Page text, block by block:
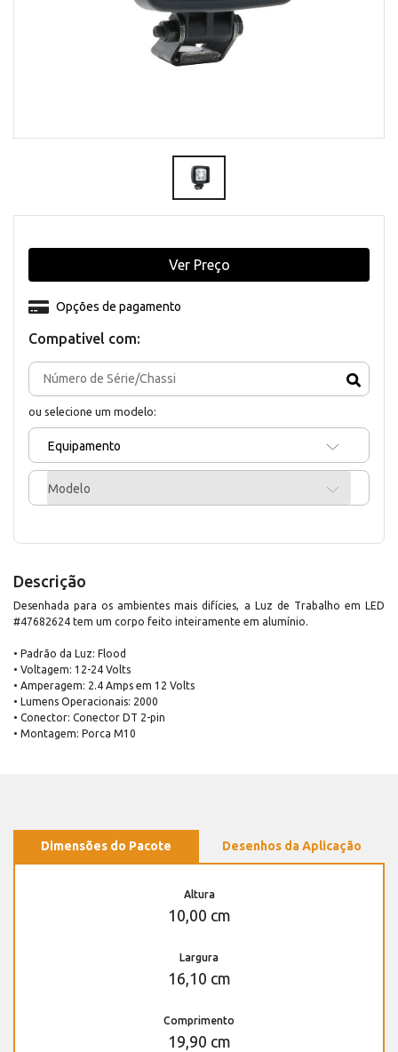
Compativel com:
ou selecione um modelo:
Equipamento
Modelo
Opções de pagamento
Ver Preço
Descrição
Desenhada para os ambientes mais difícies, a Luz de Trabalho em LED
#47682624 tem um corpo feito inteiramente em alumínio.
• Padrão da Luz: Flood
• Voltagem: 12-24 Volts
• Amperagem: 2.4 Amps em 12 Volts
• Lumens Operacionais: 2000
• Conector: Conector DT 2-pin
• Montagem: Porca M10
Dimensões do Pacote Desenhos da Aplicação
Altura
10,00 cm
Largura
16,10 cm
Comprimento
19,90 cm